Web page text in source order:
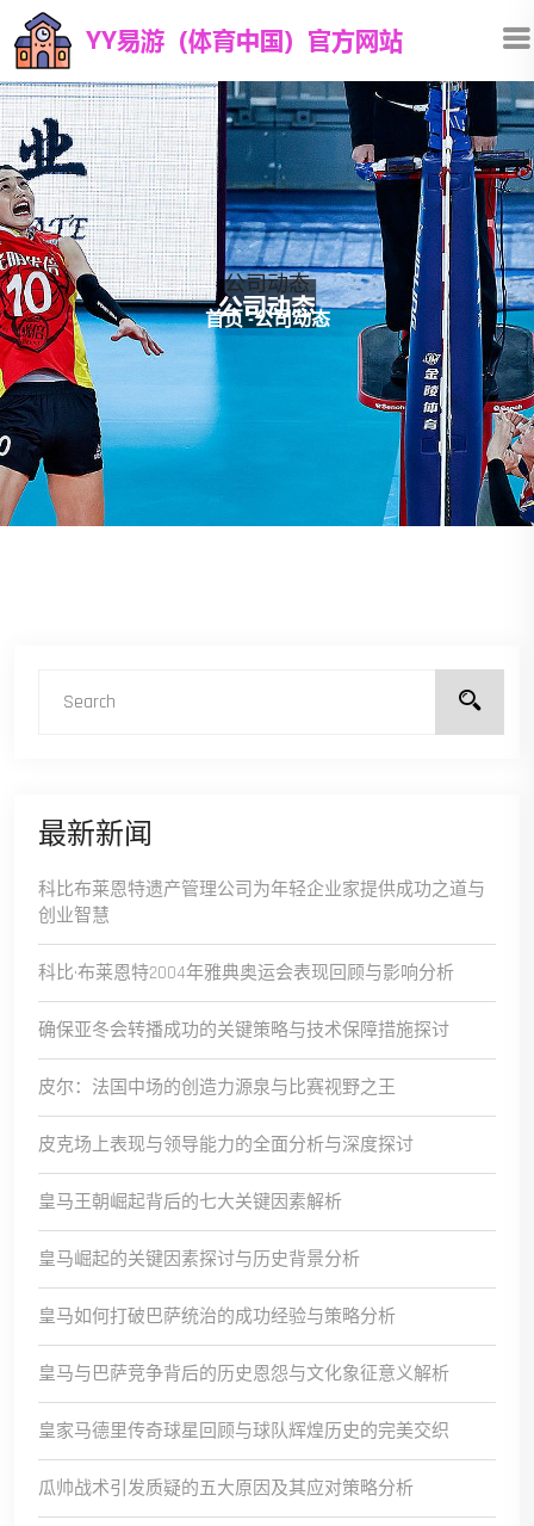
公司动态
首页-公司动态
最新新闻
科比布莱恩特遗产管理公司为年轻企业家提供成功之道与
创业智慧
科比·布莱恩特2004年雅典奥运会表现回顾与影响分析
确保亚冬会转播成功的关键策略与技术保障措施探讨
皮尔：法国中场的创造力源泉与比赛视野之王
皮克场上表现与领导能力的全面分析与深度探讨
皇马王朝崛起背后的七大关键因素解析
皇马崛起的关键因素探讨与历史背景分析
皇马如何打破巴萨统治的成功经验与策略分析
皇马与巴萨竞争背后的历史恩怨与文化象征意义解析
皇家马德里传奇球星回顾与球队辉煌历史的完美交织
瓜帅战术引发质疑的五大原因及其应对策略分析